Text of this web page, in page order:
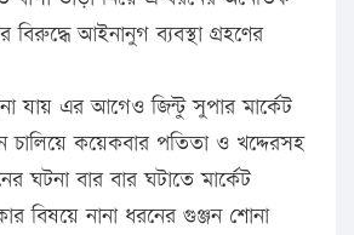
আইনানুগ ব্যবস্থা গ্রহণের
যায় এর আগেও জিন্টু সুপার মার্কেট
চালিয়ে কয়েকবার পতিতা ও খদ্দেরসহ
বার বার ঘটাতে মার্কেট
বিষয়ে নানা ধরনের গুঞ্জন শোনা